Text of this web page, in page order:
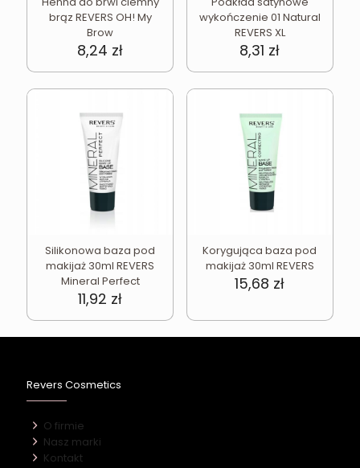
brąz REVERS OH! My
Brow
8,24 zł
wykończenie 01 Natural
REVERS XL
8,31 zł
Silikonowa baza pod
makijaż 30ml REVERS
Mineral Perfect
11,92 zł
Korygująca baza pod
makijaż 30ml REVERS
15,68 zł
Revers Cosmetics
O firmie
Nasz marki
Kontakt